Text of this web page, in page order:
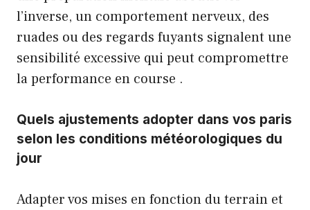
l’inverse, un comportement nerveux, des
ruades ou des regards fuyants signalent une
sensibilité excessive qui peut compromettre
la performance en course .
Quels ajustements adopter dans vos paris
selon les conditions météorologiques du
jour
Adapter vos mises en fonction du terrain et